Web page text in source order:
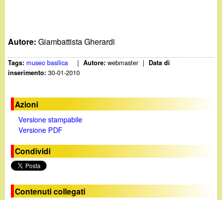
Autore:Giambattista Gherardi
Tags: museo basilica | Autore:webmaster |
Data di
inserimento:30-01-2010
Azioni
Versione stampabile
Versione PDF
Condividi
Contenuti collegati